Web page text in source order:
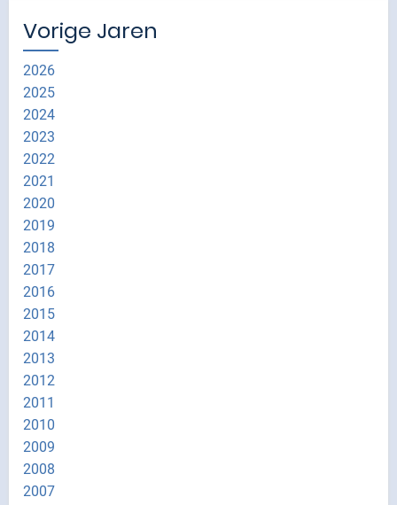
Vorige Jaren
2026
2025
2024
2023
2022
2021
2020
2019
2018
2017
2016
2015
2014
2013
2012
2011
2010
2009
2008
2007